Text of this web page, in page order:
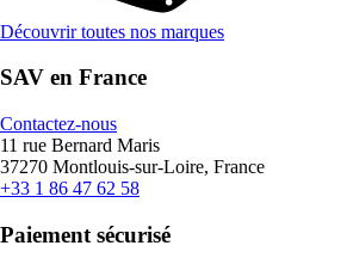
Découvrir toutes nos marques
SAV en France
Contactez-nous
11 rue Bernard Maris
37270 Montlouis-sur-Loire, France
+33 1 86 47 62 58
Paiement sécurisé